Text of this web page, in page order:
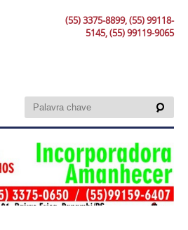
(55) 3375-8899, (55) 99118-
5145, (55) 99119-9065